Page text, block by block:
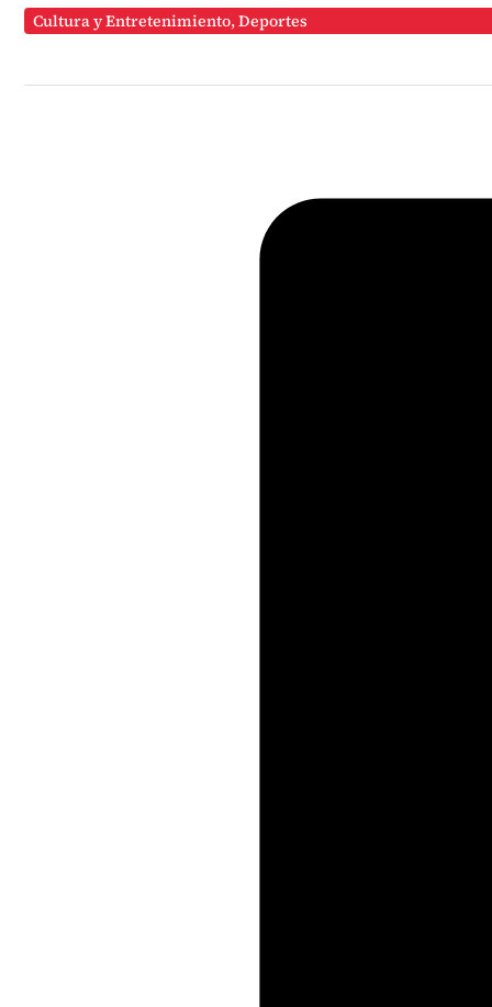
Cultura y Entretenimiento,Deportes